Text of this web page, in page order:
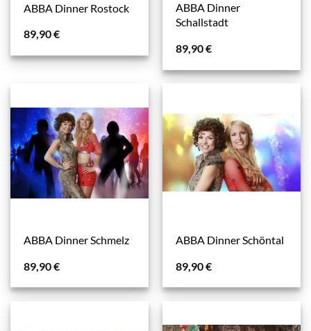
ABBA Dinner Rostock
89,90€
ABBA Dinner
Schallstadt
89,90€
ABBA Dinner Schmelz
89,90€
ABBA Dinner Schöntal
89,90€